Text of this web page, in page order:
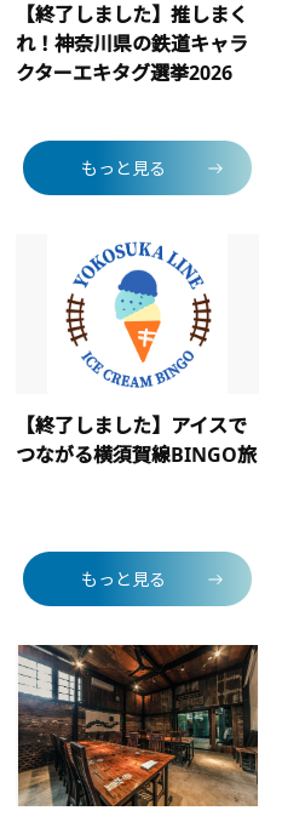
【終了しました】推しまく
れ！神奈川県の鉄道キャラ
クターエキタグ選挙2026
もっと見る
【終了しました】アイスで
つながる横須賀線BINGO旅
もっと見る